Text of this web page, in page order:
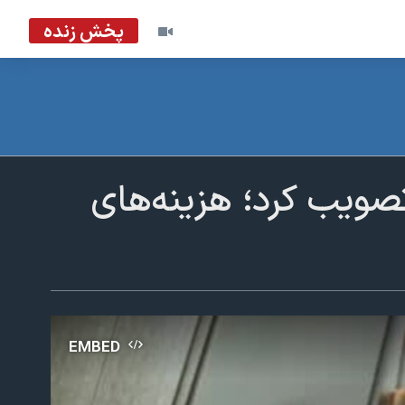
پخش زنده
کرد؛ هزینه‌های
EMBED